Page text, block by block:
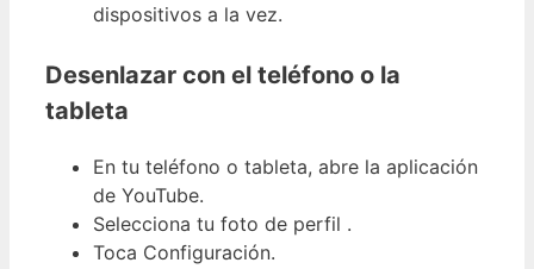
dispositivos a la vez.
Desenlazar con el teléfono o la
tableta
En tu teléfono o tableta, abre la aplicación
de YouTube.
Selecciona tu foto de perfil .
Toca Configuración.